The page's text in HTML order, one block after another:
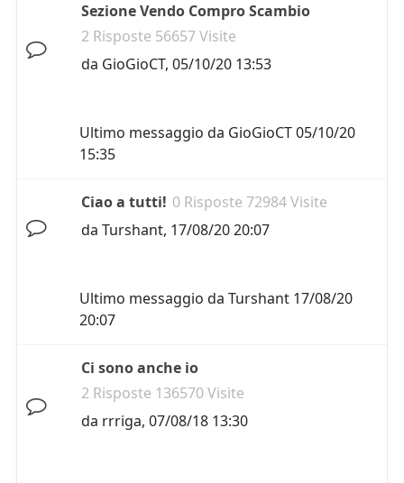
Sezione Vendo Compro Scambio
2 Risposte 56657 Visite
da GioGioCT, 05/10/20 13:53
Ultimo messaggio da GioGioCT05/10/20
15:35
Ciao a tutti! 0 Risposte 72984 Visite
da Turshant, 17/08/20 20:07
Ultimo messaggio da Turshant 17/08/20
20:07
Ci sono anche io
2 Risposte 136570 Visite
da rrriga, 07/08/18 13:30